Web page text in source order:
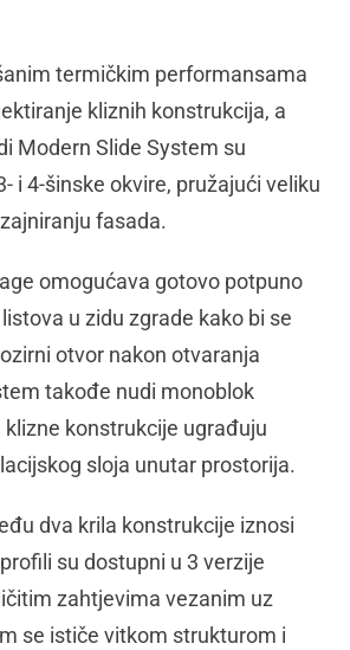
termičkim performansama
kliznih konstrukcija, a
Modern Slide System su
i 4-šinske okvire, pružajući veliku
fasada.
omogućava gotovo potpuno
u zidu zgrade kako bi se
otvor nakon otvaranja
takođe nudi monoblok
klizne konstrukcije ugrađuju
sloja unutar prostorija.
dva krila konstrukcije iznosi
su dostupni u 3 verzije
zahtjevima vezanim uz
se ističe vitkom strukturom i